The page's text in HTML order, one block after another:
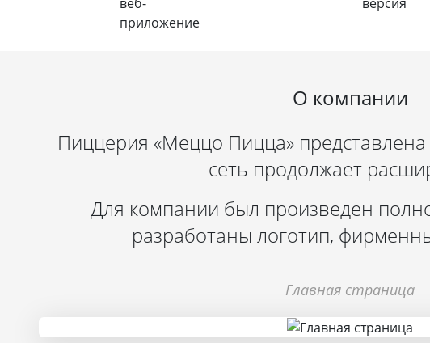
О компании
Пиццерия «Меццо Пицца»
сеть продолжает
Для компании был произведен
разработаны логотип,
Главная страница